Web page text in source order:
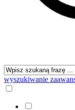
wyszukiwanie